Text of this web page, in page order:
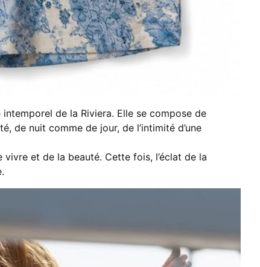
de la Riviera. Elle se compose de
de nuit comme de jour, de l’intimité d’une
et de la beauté. Cette fois, l’éclat de la